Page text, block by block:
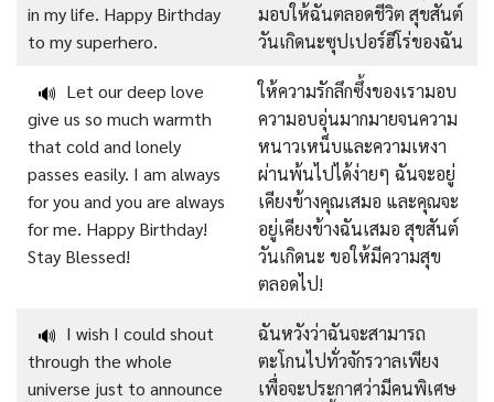
in my life. Happy Birthday
to my superhero.
มอบให้ฉันตลอดชีวิต สุขสันต์
วันเกิดนะซุปเปอร์ฮีโร่ของฉัน
🔊 Let our deep love
give us so much warmth
that cold and lonely
passes easily. I am always
for you and you are always
for me. Happy Birthday!
Stay Blessed!
ให้ความรักลึกซึ้งของเรามอบ
ความอบอุ่นมากมายจนความ
หนาวเหน็บและความเหงา
ผ่านพ้นไปได้ง่ายๆ ฉันจะอยู่
เคียงข้างคุณเสมอ และคุณจะ
อยู่เคียงข้างฉันเสมอ สุขสันต์
วันเกิดนะ ขอให้มีความสุข
ตลอดไป!
🔊 I wish I could shout
through the whole
universe just to announce
ฉันหวังว่าฉันจะสามารถ
ตะโกนไปทั่วจักรวาลเพียง
เพื่อจะประกาศว่ามีคนพิเศษ